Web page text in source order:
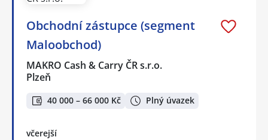
Obchodní zástupce (segment
Maloobchod)
MAKRO Cash & Carry ČR s.r.o.
Plzeň
40 000 – 66 000 Kč Plný úvazek
včerejší